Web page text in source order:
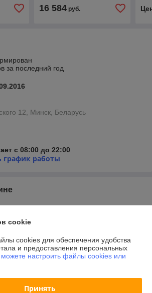
16 584руб.
за последний год
12, Минск, Беларусь
с 08:00 до 22:00
график работы
cookie
cookies для обеспечения удобства
и предоставления персональных
настроить файлы cookies или
Принять